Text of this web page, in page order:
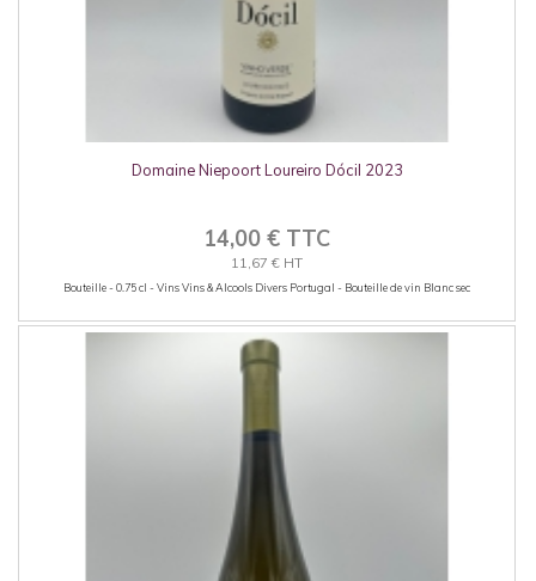
Domaine Niepoort Loureiro Dócil 2023
14,00 € TTC
11,67 € HT
Bouteille - 0.75 cl - Vins Vins & Alcools Divers Portugal - Bouteille de vin Blanc sec